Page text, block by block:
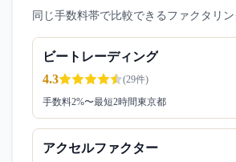
同じ手数料帯で比較できるファクタリ
ビートレーディング
4.3
(29件)
手数料2%〜最短2時間東京都
アクセルファクター